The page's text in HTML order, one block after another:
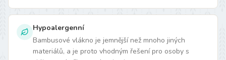
Hypoalergenní
Bambusové vlákno je jemnější než mnoho jiných
materiálů, a je proto vhodným řešení pro osoby s